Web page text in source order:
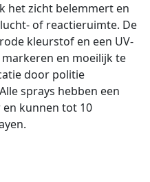
het zicht belemmert en
of reactieruimte. De
kleurstof en een UV-
en moeilijk te
door politie
sprays hebben een
en kunnen tot 10